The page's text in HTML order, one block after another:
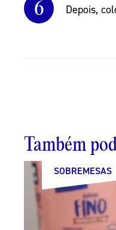
6 Depois,
Também
SOBREMESAS
SOBREMESAS
SOBREMESAS
SOBREMESAS
SOBREMESAS
SOBREMESAS